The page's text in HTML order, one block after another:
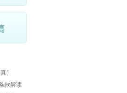
）
款解读